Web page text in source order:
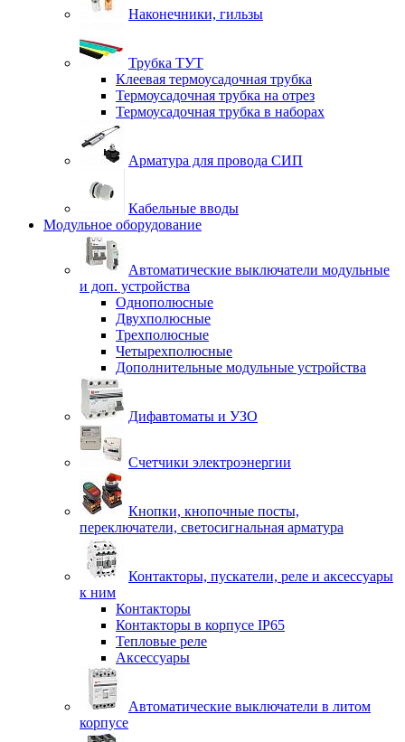
Наконечники, гильзы
Трубка ТУТ
Клеевая термоусадочная трубка
Термоусадочная трубка на отрез
Термоусадочная трубка в наборах
Арматура для провода СИП
Кабельные вводы
Модульное оборудование
Автоматические выключатели модульные
и доп. устройства
Однополюсные
Двухполюсные
Трехполюсные
Четырехполюсные
Дополнительные модульные устройства
Дифавтоматы и УЗО
Счетчики электроэнергии
Кнопки, кнопочные посты,
переключатели, светосигнальная арматура
Контакторы, пускатели, реле и аксессуары
к ним
Контакторы
Контакторы в корпусе IP65
Тепловые реле
Аксессуары
Автоматические выключатели в литом
корпусе